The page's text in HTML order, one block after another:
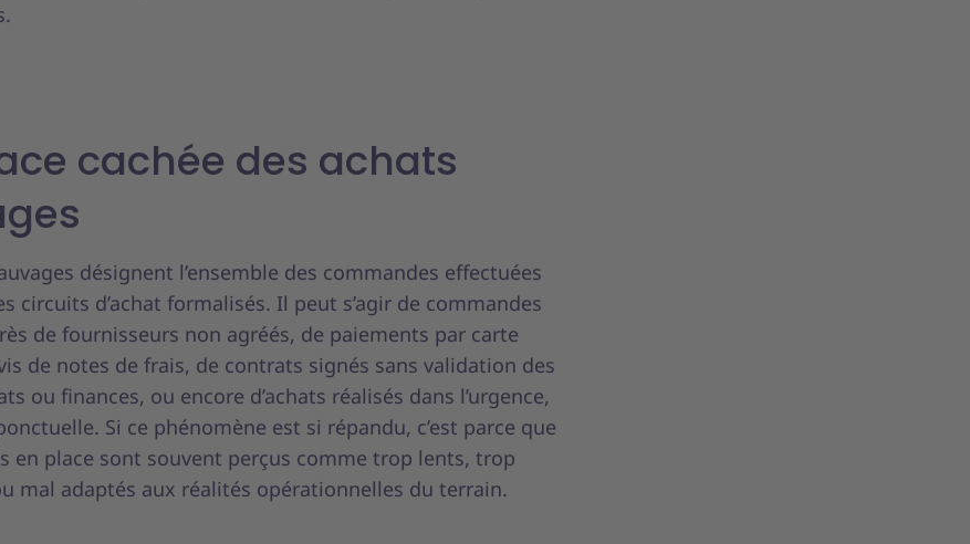
cachée des achats
désignent l’ensemble des commandes effectuées
circuits d’achat formalisés. Il peut s’agir de commandes
de fournisseurs non agréés, de paiements par carte
de notes de frais, de contrats signés sans validation des
ou finances, ou encore d’achats réalisés dans l’urgence,
Si ce phénomène est si répandu, c’est parce que
en place sont souvent perçus comme trop lents, trop
mal adaptés aux réalités opérationnelles du terrain.